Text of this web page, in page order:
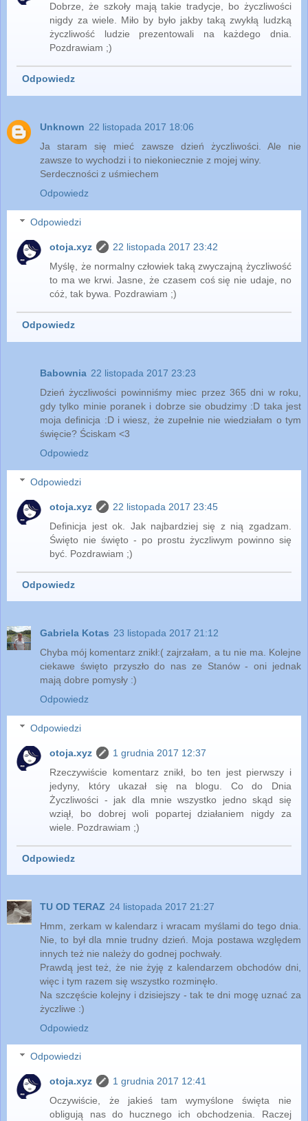
Dobrze, że szkoły mają takie tradycje, bo życzliwości
nigdy za wiele. Miło by było jakby taką zwykłą ludzką
życzliwość ludzie prezentowali na każdego dnia.
Pozdrawiam ;)
Odpowiedz
Unknown 22 listopada 2017 18:06
Ja staram się mieć zawsze dzień życzliwości. Ale nie
zawsze to wychodzi i to niekoniecznie z mojej winy.
Serdeczności z uśmiechem
Odpowiedz
Odpowiedzi
otoja.xyz
22 listopada 2017 23:42
Myślę, że normalny człowiek taką zwyczajną życzliwość
to ma we krwi. Jasne, że czasem coś się nie udaje, no
cóż, tak bywa. Pozdrawiam ;)
Odpowiedz
Babownia 22 listopada 2017 23:23
Dzień życzliwości powinniśmy miec przez 365 dni w roku,
gdy tylko minie poranek i dobrze sie obudzimy :D taka jest
moja definicja :D i wiesz, że zupełnie nie wiedziałam o tym
święcie? Ściskam <3
Odpowiedz
Odpowiedzi
otoja.xyz
22 listopada 2017 23:45
Definicja jest ok. Jak najbardziej się z nią zgadzam.
Święto nie święto - po prostu życzliwym powinno się
być. Pozdrawiam ;)
Odpowiedz
Gabriela Kotas 23 listopada 2017 21:12
Chyba mój komentarz znikł:( zajrzałam, a tu nie ma. Kolejne
ciekawe święto przyszło do nas ze Stanów - oni jednak
mają dobre pomysły :)
Odpowiedz
Odpowiedzi
otoja.xyz
1 grudnia 2017 12:37
Rzeczywiście komentarz znikł, bo ten jest pierwszy i
jedyny, który ukazał się na blogu. Co do Dnia
Życzliwości - jak dla mnie wszystko jedno skąd się
wziął, bo dobrej woli popartej działaniem nigdy za
wiele. Pozdrawiam ;)
Odpowiedz
TU OD TERAZ 24 listopada 2017 21:27
Hmm, zerkam w kalendarz i wracam myślami do tego dnia.
Nie, to był dla mnie trudny dzień. Moja postawa względem
innych też nie należy do godnej pochwały.
Prawdą jest też, że nie żyję z kalendarzem obchodów dni,
więc i tym razem się wszystko rozminęło.
Na szczęście kolejny i dzisiejszy - tak te dni mogę uznać za
życzliwe :)
Odpowiedz
Odpowiedzi
otoja.xyz
1 grudnia 2017 12:41
Oczywiście, że jakieś tam wymyślone święta nie
obligują nas do hucznego ich obchodzenia. Raczej